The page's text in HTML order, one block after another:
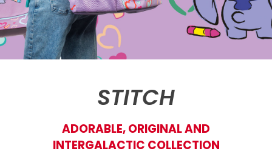
STITCH
ADORABLE, ORIGINAL AND
INTERGALACTIC COLLECTION